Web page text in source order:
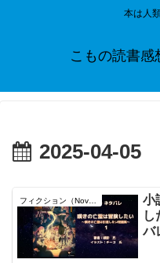
本は人
こもの読書感
2025-04-05
フィクション（Novel）
小
バ